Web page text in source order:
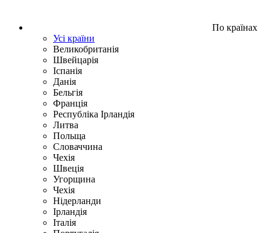
По країнах
Усі країни
Великобританія
Швейцарія
Іспанія
Данія
Бельгія
Франція
Республіка Ірландія
Литва
Польща
Словаччина
Чехія
Швецiя
Угорщина
Чехія
Нідерланди
Iрландія
Iталiя